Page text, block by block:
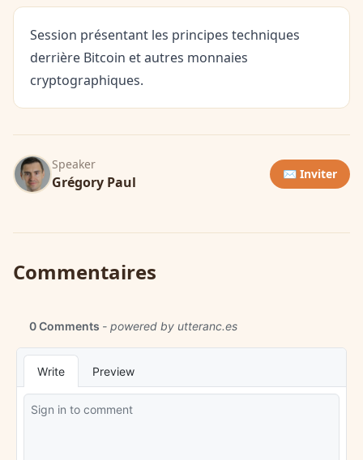
Session présentant les principes techniques
derrière Bitcoin et autres monnaies
cryptographiques.
Speaker
Grégory Paul ✉️ Inviter
Commentaires